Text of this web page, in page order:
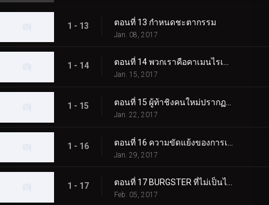
1 - 13 ตอนที่ 13 กำหนดชะตากรรม
Jan. 08, 2017
1 - 14 ตอนที่ 14 พวกเราคือคาเมนไรเดอร์!
Jan. 15, 2017
1 - 15
Jan. 22, 2017
1 - 16
Jan. 29, 2017
1 - 17 ตอนที่ 17 BURGSTER ที่ไม่เป็นไปตามมาตรฐานเหรอ?
Feb. 05, 2017